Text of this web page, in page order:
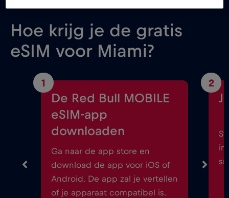
Hoe krijg je de gratis
eSIM voor Miami?
1
De Red Bull MOBILE
eSIM-app
downloaden
Ga naar de app store en
download de app voor iOS of
Android. De app zal je vertellen
of je apparaat compatibel is.
2